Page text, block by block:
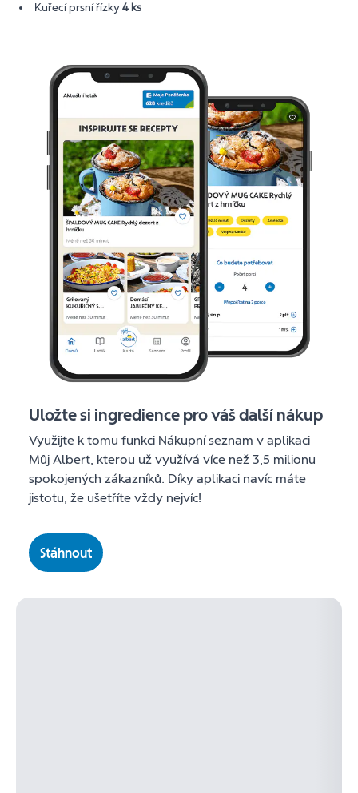
Kuřecí prsní řízky4 ks
Uložte si ingredience pro váš další nákup
Využijte k tomu funkci Nákupní seznam v aplikaci
Můj Albert, kterou už využívá více než 3,5 milionu
spokojených zákazníků. Díky aplikaci navíc máte
jistotu, že ušetříte vždy nejvíc!
Stáhnout